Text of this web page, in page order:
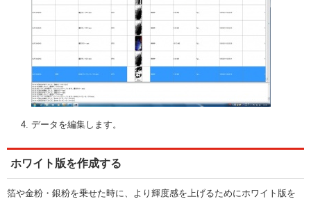
データを編集します。
ホワイト版を作成する
箔や金粉・銀粉を乗せた時に、より輝度感を上げるためにホワイト版を